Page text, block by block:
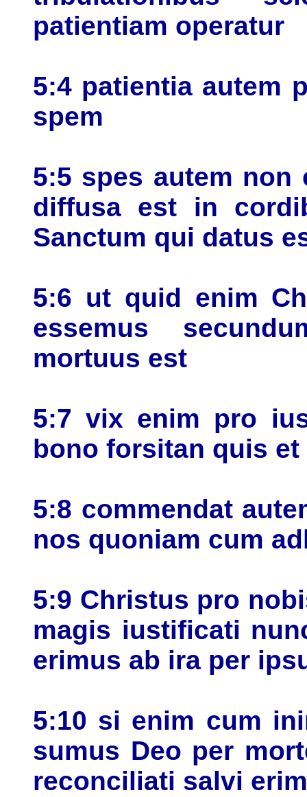
patientiam operatur
5:4 patientia autem
spem
5:5 spes autem
diffusa est in
Sanctum qui datus
5:6 ut quid enim
essemus
mortuus est
5:7 vix enim pro
bono forsitan quis et
5:8 commendat
nos quoniam cum
5:9 Christus pro
magis iustificati
erimus ab ira per
5:10 si enim cum
sumus Deo per
reconciliati salvi